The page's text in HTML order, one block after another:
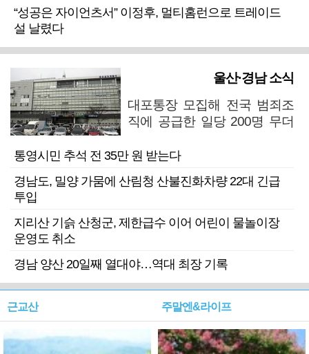
“성공은 자이언츠서” 이정후, 멀티홈런으로 트레이드
설 날렸다
울산·경남 소식
대포통장 모집해 전국 범죄조
직에 공급한 일당 200명 무더
통영시민 추석 전 35만 원 받는다
경남도, 밀양 가뭄에 산림청 산불진화차량 22대 긴급
투입
지리산 기슭 산청군, 제한급수 이어 어린이 물놀이장
운영도 취소
경남 양산 20일째 열대야…역대 최장 기록
근교산 주말엔&라이프